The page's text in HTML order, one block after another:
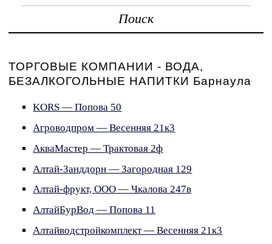
Поиск
ТОРГОВЫЕ КОМПАНИИ - ВОДА,
БЕЗАЛКОГОЛЬНЫЕ НАПИТКИ Барнаула
KORS — Попова 50
Агроводпром — Весенняя 21к3
АкваМастер — Трактовая 2ф
Алтай-Занддорн — Загородная 129
Алтай-фрукт, ООО — Чкалова 247в
АлтайБурВод — Попова 11
Алтайводстройкомплект — Весенняя 21к3